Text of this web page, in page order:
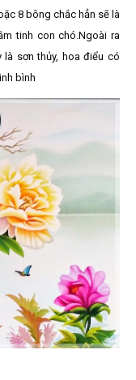
8 bông chắc hẳn sẽ là
tinh con chó.Ngoài ra
sơn thủy, hoa điểu có
bình